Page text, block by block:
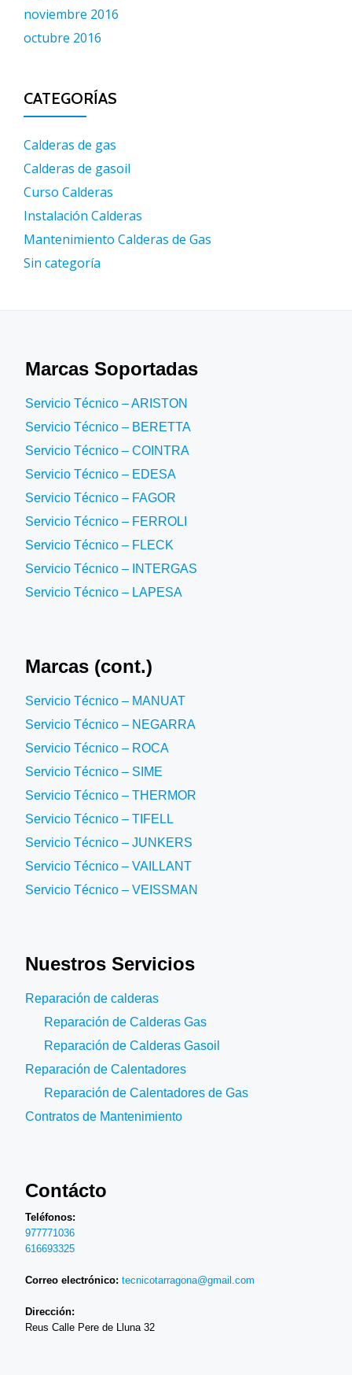
noviembre 2016
octubre 2016
CATEGORÍAS
Calderas de gas
Calderas de gasoil
Curso Calderas
Instalación Calderas
Mantenimiento Calderas de Gas
Sin categoría
Marcas Soportadas
Servicio Técnico – ARISTON
Servicio Técnico – BERETTA
Servicio Técnico – COINTRA
Servicio Técnico – EDESA
Servicio Técnico – FAGOR
Servicio Técnico – FERROLI
Servicio Técnico – FLECK
Servicio Técnico – INTERGAS
Servicio Técnico – LAPESA
Marcas (cont.)
Servicio Técnico – MANUAT
Servicio Técnico – NEGARRA
Servicio Técnico – ROCA
Servicio Técnico – SIME
Servicio Técnico – THERMOR
Servicio Técnico – TIFELL
Servicio Técnico – JUNKERS
Servicio Técnico – VAILLANT
Servicio Técnico – VEISSMAN
Nuestros Servicios
Reparación de calderas
Reparación de Calderas Gas
Reparación de Calderas Gasoil
Reparación de Calentadores
Reparación de Calentadores de Gas
Contratos de Mantenimiento
Contácto
Teléfonos:
977771036
616693325
Correo electrónico: tecnicotarragona@gmail.com
Dirección:
Reus Calle Pere de Lluna 32